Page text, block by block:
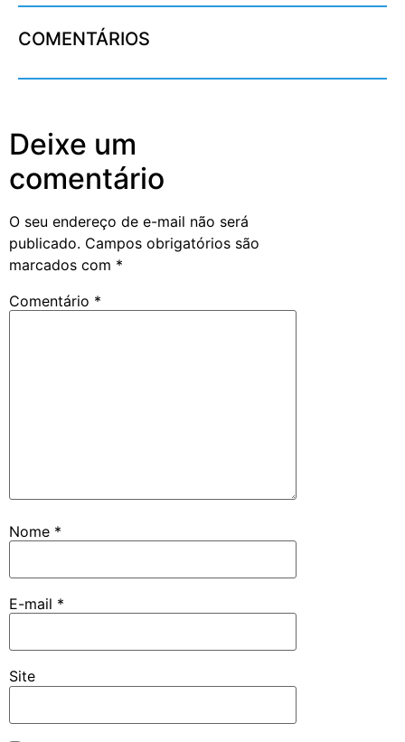
COMENTÁRIOS
Deixe um
comentário
O seu endereço de e-mail não será
publicado. Campos obrigatórios são
marcados com *
Comentário *
Nome *
E-mail *
Site